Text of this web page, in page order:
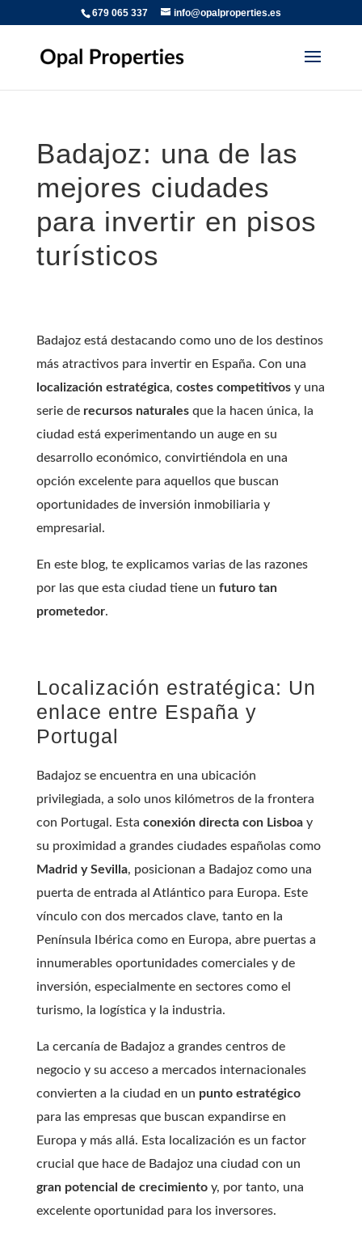
679 065 337 info@opalproperties.es
Badajoz: una de las
mejores ciudades
para invertir en pisos
turísticos
Badajoz está destacando como uno de los destinos
más atractivos para invertir en España. Con una
localización estratégica, costes competitivosy una
serie de recursos naturalesque la hacen única, la
ciudad está experimentando un auge en su
desarrollo económico, convirtiéndola en una
opción excelente para aquellos que buscan
oportunidades de inversión inmobiliaria y
empresarial.
En este blog, te explicamos varias de las razones
por las que esta ciudad tiene un futuro tan
prometedor.
Localización estratégica: Un
enlace entre España y
Portugal
Badajoz se encuentra en una ubicación
privilegiada, a solo unos kilómetros de la frontera
con Portugal. Esta conexión directa con Lisboay
su proximidad a grandes ciudades españolas como
Madrid y Sevilla, posicionan a Badajoz como una
puerta de entrada al Atlántico para Europa. Este
vínculo con dos mercados clave, tanto en la
Península Ibérica como en Europa, abre puertas a
innumerables oportunidades comerciales y de
inversión, especialmente en sectores como el
turismo, la logística y la industria.
La cercanía de Badajoz a grandes centros de
negocio y su acceso a mercados internacionales
convierten a la ciudad en un punto estratégico
para las empresas que buscan expandirse en
Europa y más allá. Esta localización es un factor
crucial que hace de Badajoz una ciudad con un
gran potencial de crecimientoy, por tanto, una
excelente oportunidad para los inversores.